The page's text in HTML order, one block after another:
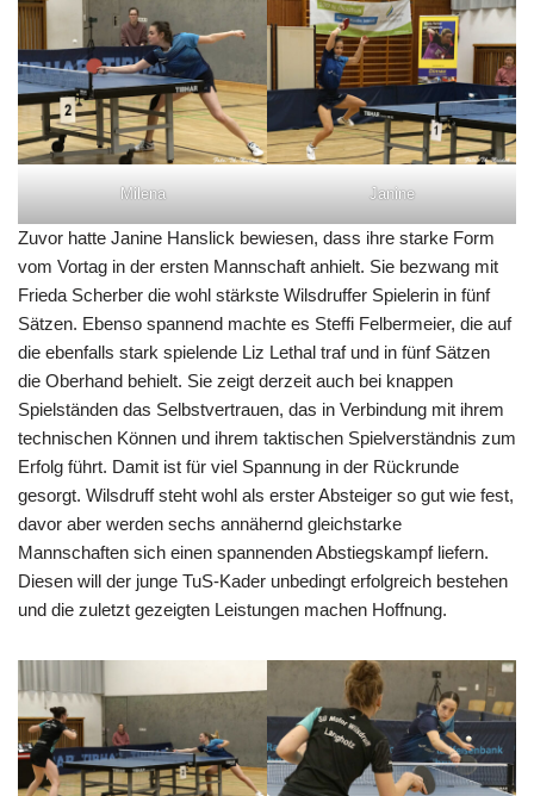
Milena Janine
Zuvor hatte Janine Hanslick bewiesen, dass ihre starke Form
vom Vortag in der ersten Mannschaft anhielt. Sie bezwang mit
Frieda Scherber die wohl stärkste Wilsdruffer Spielerin in fünf
Sätzen. Ebenso spannend machte es Steffi Felbermeier, die auf
die ebenfalls stark spielende Liz Lethal traf und in fünf Sätzen
die Oberhand behielt. Sie zeigt derzeit auch bei knappen
Spielständen das Selbstvertrauen, das in Verbindung mit ihrem
technischen Können und ihrem taktischen Spielverständnis zum
Erfolg führt. Damit ist für viel Spannung in der Rückrunde
gesorgt. Wilsdruff steht wohl als erster Absteiger so gut wie fest,
davor aber werden sechs annähernd gleichstarke
Mannschaften sich einen spannenden Abstiegskampf liefern.
Diesen will der junge TuS-Kader unbedingt erfolgreich bestehen
und die zuletzt gezeigten Leistungen machen Hoffnung.